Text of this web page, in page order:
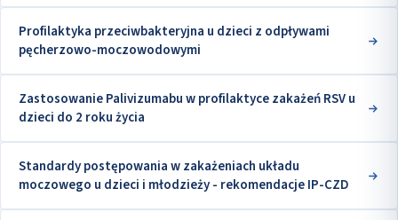
Profilaktyka przeciwbakteryjna u dzieci z odpływami
pęcherzowo-moczowodowymi
Zastosowanie Palivizumabu w profilaktyce zakażeń RSV u
dzieci do 2 roku życia
Standardy postępowania w zakażeniach układu
moczowego u dzieci i młodzieży - rekomendacje IP-CZD